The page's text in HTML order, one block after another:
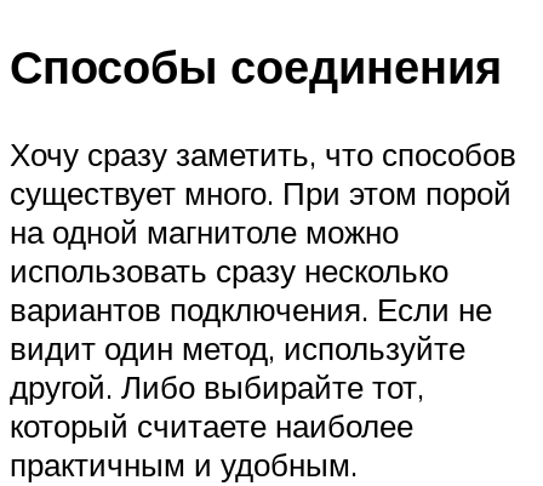
Способы соединения
Хочу сразу заметить, что способов
существует много. При этом порой
на одной магнитоле можно
использовать сразу несколько
вариантов подключения. Если не
видит один метод, используйте
другой. Либо выбирайте тот,
который считаете наиболее
практичным и удобным.